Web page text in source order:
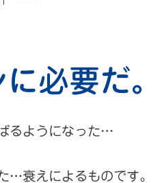
必要だ。
るようになった…
…衰えによるものです。